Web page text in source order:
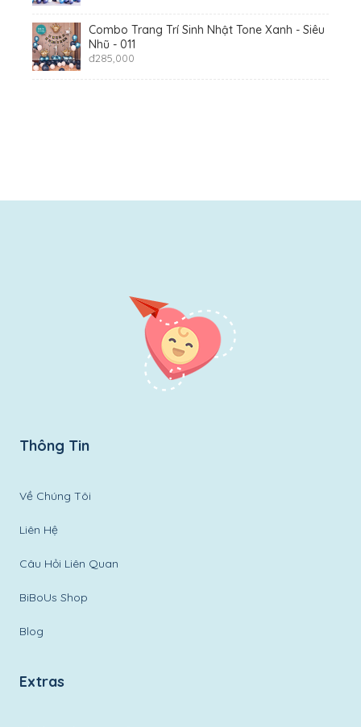
Combo Trang Trí Sinh Nhật Tone Xanh - Siêu
Nhũ - 011
đ285,000
Thông Tin
Về Chúng Tôi
Liên Hệ
Câu Hỏi Liên Quan
BiBoUs Shop
Blog
Extras